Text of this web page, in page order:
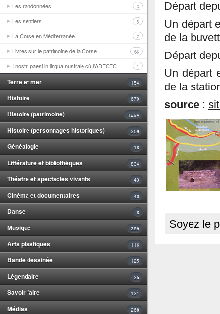
Les randonnées 3
Les sentiers 5
La Corse en Méditerranée 2
Livres sur le patrimoine de la Corse 66
I nostri paesi in lingua nustrale cù l'ADECEC 1
Terre et mer 154
Histoire 679
Histoire (patrimoine) 1294
Histoire (personnages historiques) 309
Généalogie 18
Littérature et bibliothèques 834
Théâtre et spectacles vivants 43
Cinéma et documentaires 40
Danse 8
Musique 299
Arts plastiques 116
Bande dessinée 125
Légendaire 35
Savoir faire 131
Médias 268
Départ
Un départ
de la
Départ
Un départ
de la
source :
Soyez le